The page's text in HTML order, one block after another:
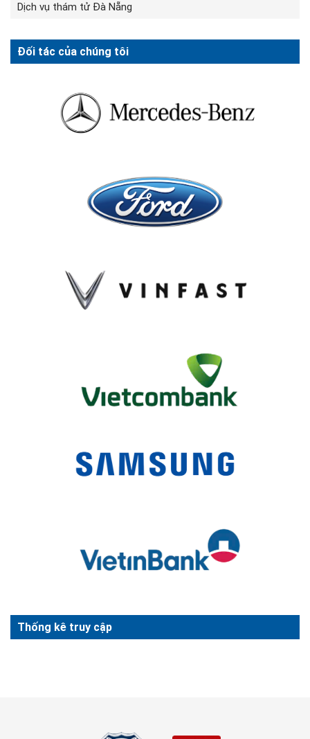
Dịch vụ thám tử Đà Nẵng
Đối tác của chúng tôi
Thống kê truy cập